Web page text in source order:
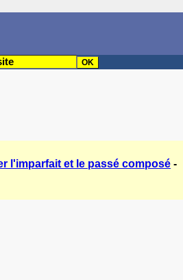
l'imparfait et le passé composé -